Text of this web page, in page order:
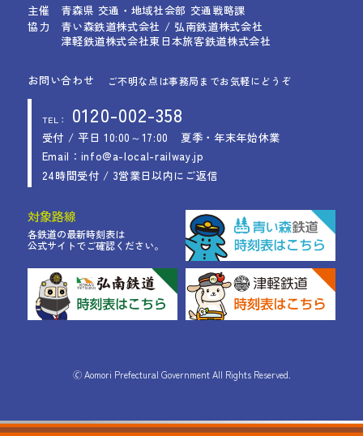
主催
青森県 交通・地域社会部 交通戦略課
協力
青い森鉄道株式会社 / 弘南鉄道株式会社
津軽鉄道株式会社東日本旅客鉄道株式会社
お問い合わせ ご不明な点は事務局までお気軽にどうぞ
TEL： 0120-002-358
受付 / 平日 10:00～17:00
夏季・年末年始休業
Email：info@a-local-railway.jp
24時間受付 / 3営業日以内にご返信
対象路線
各鉄道の最新時刻表は
公式サイトでご確認ください。
🄫 Aomori Prefectural Government All Rights Reserved.